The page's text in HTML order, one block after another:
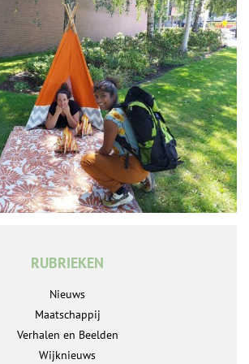
RUBRIEKEN
Nieuws
Maatschappij
Verhalen en Beelden
Wijknieuws